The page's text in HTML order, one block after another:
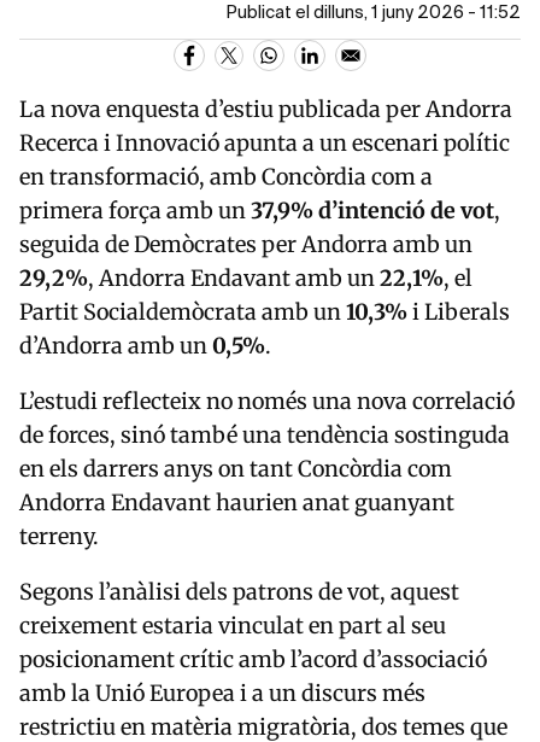
Publicat el dilluns, 1 juny 2026 - 11:52
La nova enquesta d’estiu publicada perAndorra
Recerca i Innovacióapunta a un escenari polític
en transformació, amb Concòrdiacom a
primera força amb un37,9% d’intenció de vot,
seguida deDemòcrates per Andorraamb un
29,2%,Andorra Endavantamb un22,1%, el
Partit Socialdemòcrataamb un10,3%iLiberals
d’Andorraamb un0,5%.
L’estudi reflecteix no només una nova correlació
de forces, sinó també una tendència sostinguda
en els darrers anys on tant Concòrdia com
Andorra Endavant haurien anat guanyant
terreny.
Segons l’anàlisi dels patrons de vot, aquest
creixement estaria vinculat en part al seu
posicionament crític amb l’acord d’associació
amb la Unió Europea i a un discurs més
restrictiu en matèria migratòria, dos temes que